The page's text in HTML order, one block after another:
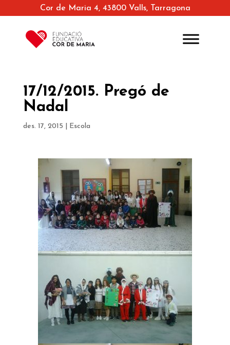
Cor de Maria 4, 43800 Valls, Tarragona
17/12/2015. Pregó de
Nadal
des. 17, 2015 Escola